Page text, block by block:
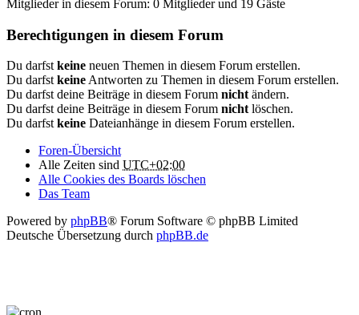
Mitglieder in diesem Forum: 0 Mitglieder und 19 Gäste
Berechtigungen in diesem Forum
Du darfst keine neuen Themen in diesem Forum erstellen.
Du darfst keine Antworten zu Themen in diesem Forum erstellen.
Du darfst deine Beiträge in diesem Forum nicht ändern.
Du darfst deine Beiträge in diesem Forum nicht löschen.
Du darfst keine Dateianhänge in diesem Forum erstellen.
Foren-Übersicht
Alle Zeiten sind UTC+02:00
Alle Cookies des Boards löschen
Das Team
Powered by phpBB® Forum Software © phpBB Limited
Deutsche Übersetzung durch phpBB.de